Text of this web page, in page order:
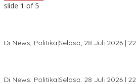
slide 2 of 5